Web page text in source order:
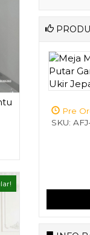
Putar
J....